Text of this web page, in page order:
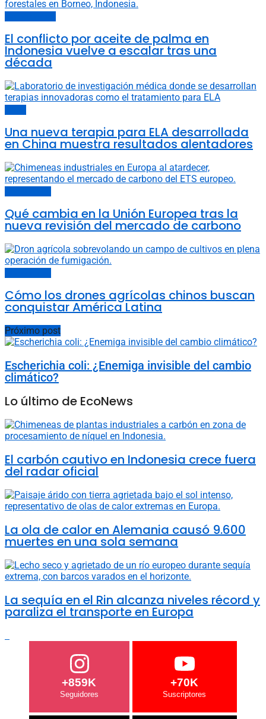
El conflicto por aceite de palma en
Indonesia vuelve a escalar tras una
década
Una nueva terapia para ELA desarrollada
en China muestra resultados alentadores
Qué cambia en la Unión Europea tras la
nueva revisión del mercado de carbono
Cómo los drones agrícolas chinos buscan
conquistar América Latina
Próximo post
Escherichia coli: ¿Enemiga invisible del cambio
climático?
Lo último de EcoNews
El carbón cautivo en Indonesia crece fuera
del radar oficial
La ola de calor en Alemania causó 9.600
muertes en una sola semana
La sequía en el Rin alcanza niveles récord y
paraliza el transporte en Europa
+859K +70K